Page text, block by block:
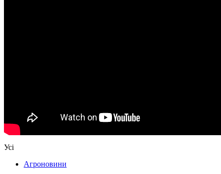
Усі
Агроновини